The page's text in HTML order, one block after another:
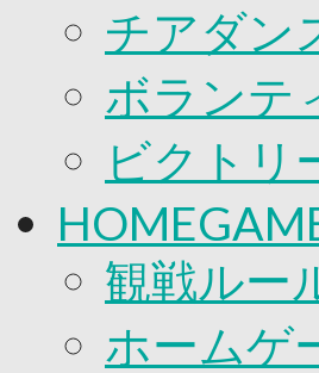
チアダン
ボランテ
ビクトリ
観戦ルー
ホームゲ